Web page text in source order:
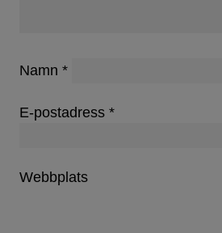
Namn *
E-postadress *
Webbplats